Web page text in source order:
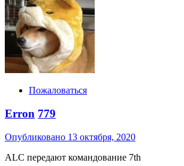
Пожаловаться
Erron 779
Опубликовано 13 октября, 2020
ALC передают командование 7th